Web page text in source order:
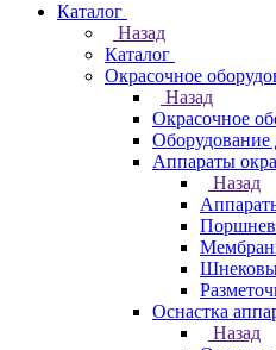
Каталог
Назад
Каталог
Окрасочное
Назад
Окрасочное
Оборудование
Аппараты
Назад
Оснастка
Назад